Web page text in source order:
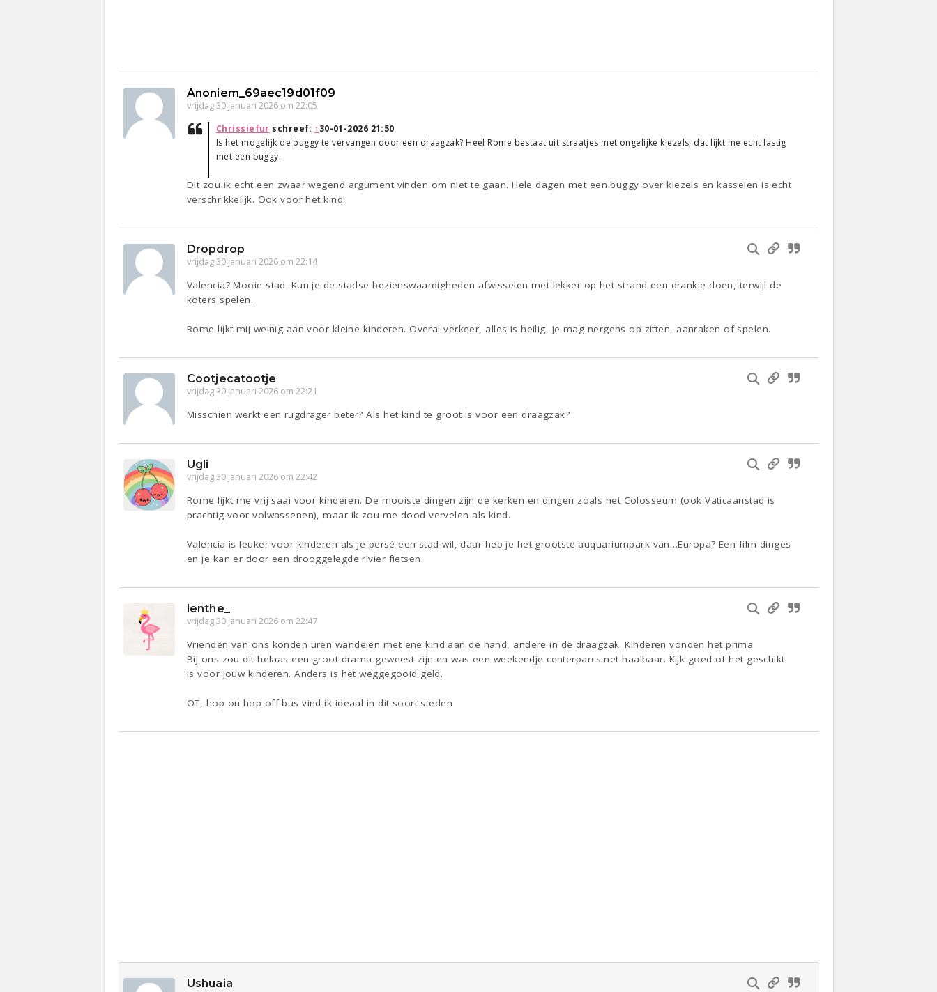
Anoniem_69aec19d01f09
vrijdag 30 januari 2026 om 22:05
Chrissiefur schreef: ↑30-01-2026 21:50
Is het mogelijk de buggy te vervangen door een draagzak? Heel Rome bestaat uit straatjes met ongelijke kiezels, dat lijkt me echt lastig
met een buggy.
Dit zou ik echt een zwaar wegend argument vinden om niet te gaan. Hele dagen met een buggy over kiezels en kasseien is echt
verschrikkelijk. Ook voor het kind.
Dropdrop
vrijdag 30 januari 2026 om 22:14
Valencia? Mooie stad. Kun je de stadse bezienswaardigheden afwisselen met lekker op het strand een drankje doen, terwijl de
koters spelen.
Rome lijkt mij weinig aan voor kleine kinderen. Overal verkeer, alles is heilig, je mag nergens op zitten, aanraken of spelen.
Cootjecatootje
vrijdag 30 januari 2026 om 22:21
Misschien werkt een rugdrager beter? Als het kind te groot is voor een draagzak?
Ugli
vrijdag 30 januari 2026 om 22:42
Rome lijkt me vrij saai voor kinderen. De mooiste dingen zijn de kerken en dingen zoals het Colosseum (ook Vaticaanstad is
prachtig voor volwassenen), maar ik zou me dood vervelen als kind.
Valencia is leuker voor kinderen als je persé een stad wil, daar heb je het grootste auquariumpark van…Europa? Een film dinges
en je kan er door een drooggelegde rivier fietsen.
lenthe_
vrijdag 30 januari 2026 om 22:47
Vrienden van ons konden uren wandelen met ene kind aan de hand, andere in de draagzak. Kinderen vonden het prima
Bij ons zou dit helaas een groot drama geweest zijn en was een weekendje centerparcs net haalbaar. Kijk goed of het geschikt
is voor jouw kinderen. Anders is het weggegooid geld.
OT, hop on hop off bus vind ik ideaal in dit soort steden
Ushuaia